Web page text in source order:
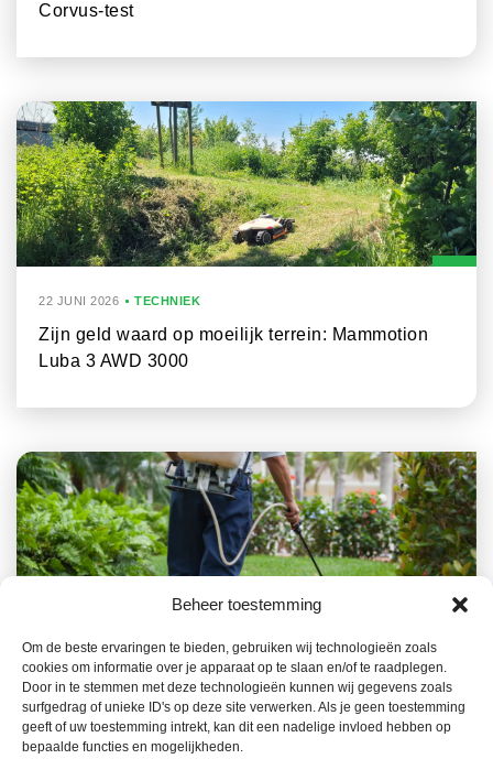
Beheer toestemming
Om de beste ervaringen te bieden, gebruiken wij technologieën zoals
cookies om informatie over je apparaat op te slaan en/of te raadplegen.
Door in te stemmen met deze technologieën kunnen wij gegevens zoals
surfgedrag of unieke ID's op deze site verwerken. Als je geen toestemming
geeft of uw toestemming intrekt, kan dit een nadelige invloed hebben op
bepaalde functies en mogelijkheden.
Corvus-test
22 JUNI 2026 TECHNIEK
Zijn geld waard op moeilijk terrein: Mammotion
Luba 3 AWD 3000
22 JUNI 2026 TECHNIEK
Gebruiksregister van
gewasbeschermingsmiddelen in elektronisch
formaat vanaf 1 januari 2027